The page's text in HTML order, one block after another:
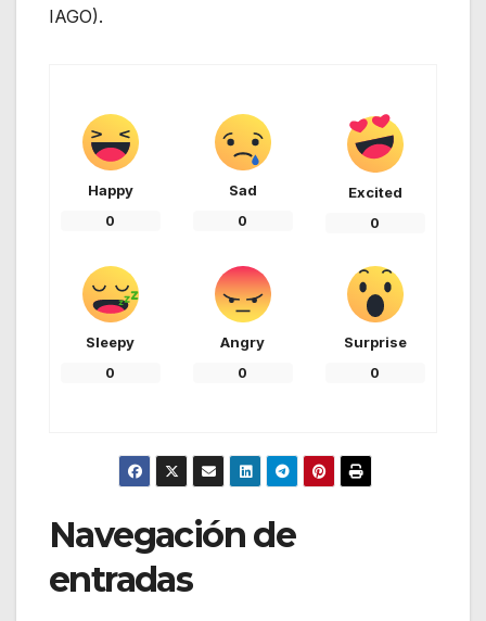
IAGO).
Happy
0
Sad
0
Excited
0
Sleepy
0
Angry
0
Surprise
0
Navegación de
entradas